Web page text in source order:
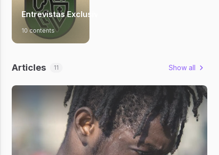
Entrevistas Exclusivas - Volume 1
10 contents
Articles 11 Show all